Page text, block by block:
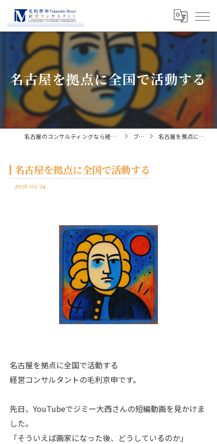
名古屋を拠点に全国で活動する
名古屋のコンサルティングなら経営コンサルタント毛利京申 ブログ 名古屋を拠点に全国で活動する
名古屋を拠点に全国で活動する
2026/02/24
名古屋を拠点に全国で活動する
経営コンサルタントの毛利京申です。
先日、YouTubeでジミー大西さんの短編動画を見かけま
した。
「そういえば画家になった後、どうしているのか」